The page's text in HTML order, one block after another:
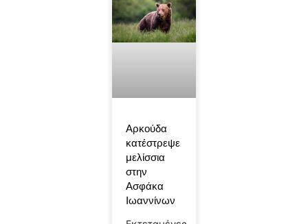
Αρκούδα
κατέστρεψε
μελίσσια
στην
Ασφάκα
Ιωαννίνων